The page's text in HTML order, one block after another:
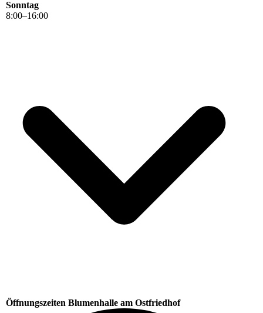
Sonntag
8:00–16:00
Öffnungszeiten Blumenhalle am Ostfriedhof